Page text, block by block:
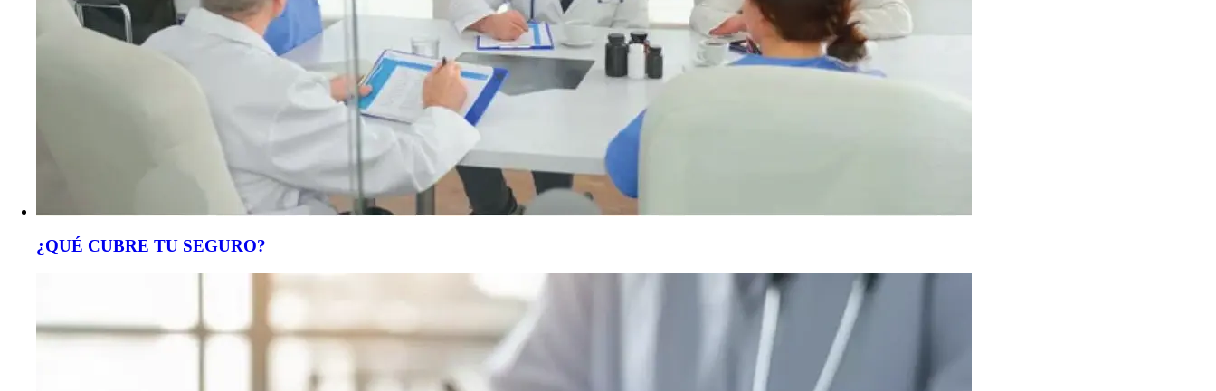
¿QUÉ CUBRE TU SEGURO?